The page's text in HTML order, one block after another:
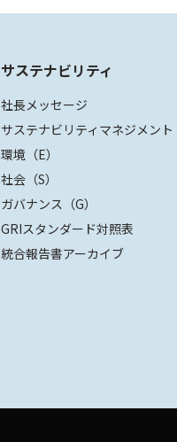
サステナビリティ
社長メッセージ
サステナビリティマネジメント
環境（E）
社会（S）
ガバナンス（G）
GRIスタンダード対照表
統合報告書アーカイブ